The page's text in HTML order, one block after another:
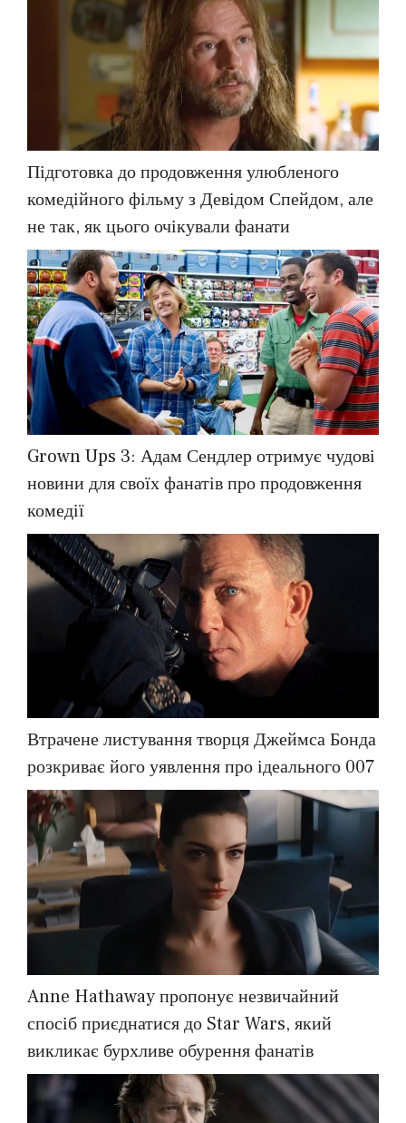
Підготовка до продовження улюбленого
комедійного фільму з Девідом Спейдом, але
не так, як цього очікували фанати
Grown Ups 3: Адам Сендлер отримує чудові
новини для своїх фанатів про продовження
комедії
Втрачене листування творця Джеймса Бонда
розкриває його уявлення про ідеального 007
Anne Hathaway пропонує незвичайний
спосіб приєднатися до Star Wars, який
викликає бурхливе обурення фанатів